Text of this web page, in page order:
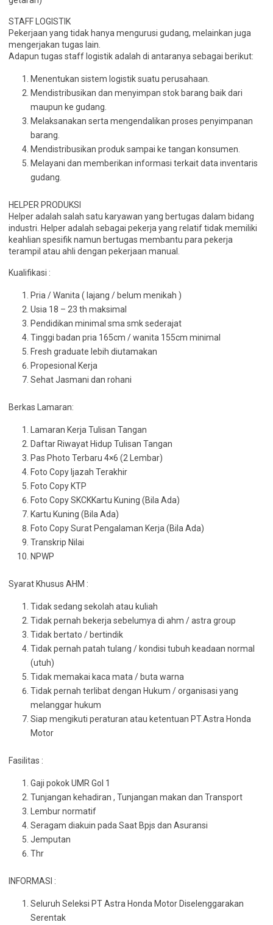
STAFF LOGISTIK
Pekerjaan yang tidak hanya mengurusi gudang, melainkan juga
mengerjakan tugas lain.
Adapun tugas staff logistik adalah di antaranya sebagai berikut:
Menentukan sistem logistik suatu perusahaan.
Mendistribusikan dan menyimpan stok barang baik dari
maupun ke gudang.
Melaksanakan serta mengendalikan proses penyimpanan
barang.
Mendistribusikan produk sampai ke tangan konsumen.
Melayani dan memberikan informasi terkait data inventaris
gudang.
HELPER PRODUKSI
Helper adalah salah satu karyawan yang bertugas dalam bidang
industri. Helper adalah sebagai pekerja yang relatif tidak memiliki
keahlian spesifik namun bertugas membantu para pekerja
terampil atau ahli dengan pekerjaan manual.
Kualifikasi :
Pria / Wanita ( lajang / belum menikah )
Usia 18 – 23 th maksimal
Pendidikan minimal sma smk sederajat
Tinggi badan pria 165cm / wanita 155cm minimal
Fresh graduate lebih diutamakan
Propesional Kerja
Sehat Jasmani dan rohani
Berkas Lamaran:
Lamaran Kerja Tulisan Tangan
Daftar Riwayat Hidup Tulisan Tangan
Pas Photo Terbaru 4×6 (2 Lembar)
Foto Copy Ijazah Terakhir
Foto Copy KTP
Foto Copy SKCKKartu Kuning (Bila Ada)
Kartu Kuning (Bila Ada)
Foto Copy Surat Pengalaman Kerja (Bila Ada)
Transkrip Nilai
NPWP
Syarat Khusus AHM :
Tidak sedang sekolah atau kuliah
Tidak pernah bekerja sebelumya di ahm / astra group
Tidak bertato / bertindik
Tidak pernah patah tulang / kondisi tubuh keadaan normal
(utuh)
Tidak memakai kaca mata / buta warna
Tidak pernah terlibat dengan Hukum / organisasi yang
melanggar hukum
Siap mengikuti peraturan atau ketentuan PT.Astra Honda
Motor
Fasilitas :
Gaji pokok UMR Gol 1
Tunjangan kehadiran , Tunjangan makan dan Transport
Lembur normatif
Seragam diakuin pada Saat Bpjs dan Asuransi
Jemputan
Thr
INFORMASI :
Seluruh Seleksi PT Astra Honda Motor Diselenggarakan
Serentak